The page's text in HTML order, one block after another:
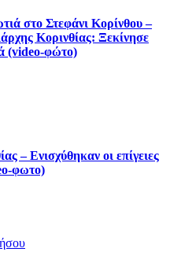
στο Στεφάνι Κορίνθου –
Κορινθίας: Ξεκίνησε
(video-φώτο)
– Ενισχύθηκαν οι επίγειες
φωτο)